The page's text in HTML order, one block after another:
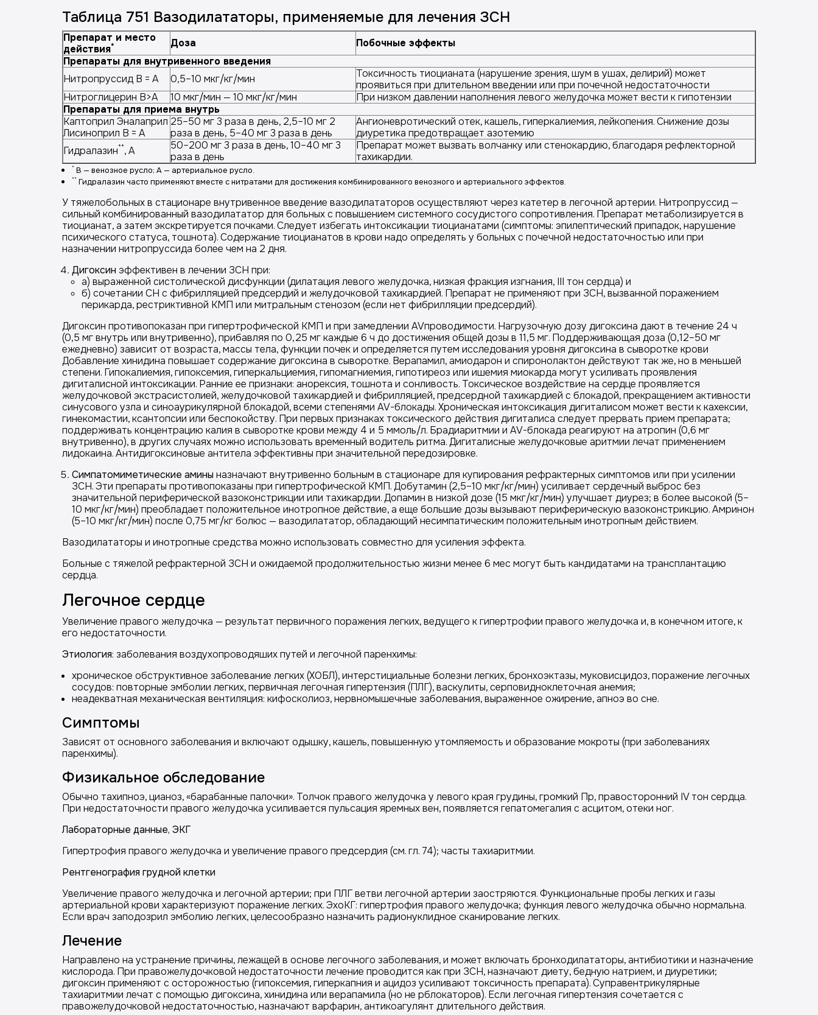
Таблица 751 Вазодилататоры, применяемые для лечения ЗСН
Препарат и место
действия* Доза
Побочные эффекты
Препараты для внутривенного введения
Нитропруссид В = А
0,5–10 мкг/кг/мин
Токсичность тиоцианата (нарушение зрения, шум в ушах, делирий) может
проявиться при длительном введении или при почечной недостаточности
Нитроглицерин В>А
10 мкг/мин — 10 мкг/кг/мин
При низком давлении наполнения левого желудочка может вести к гипотензии
Препараты для приема внутрь
Каптоприл Эналаприл
Лисиноприл В = А
25–50 мг 3 раза в день, 2,5–10 мг 2
раза в день, 5–40 мг 3 раза в день
Ангионевротический отек, кашель, гиперкалиемия, лейкопения. Снижение дозы
диуретика предотвращает азотемию
Гидралазин**, А
50–200 мг 3 раза в день, 10–40 мг 3
раза в день
Препарат может вызвать волчанку или стенокардию, благодаря рефлекторной
тахикардии.
* В — венозное русло; А — артериальное русло.
** Гидралазин часто применяют вместе с нитратами для достижения комбинированного венозного и артериального эффектов.
У тяжелобольных в стационаре внутривенное введение вазодилататоров осуществляют через катетер в легочной артерии. Нитропруссид —
сильный комбинированный вазодилататор для больных с повышением системного сосудистого сопротивления. Препарат метаболизируется в
тиоцианат, а затем экскретируется почками. Следует избегать интоксикации тиоцианатами (симптомы: эпилептический припадок, нарушение
психического статуса, тошнота). Содержание тиоцианатов в крови надо определять у больных с почечной недостаточностью или при
назначении нитропруссида более чем на 2 дня.
Дигоксин эффективен в лечении ЗСН при:
а) выраженной систолической дисфункции (дилатация левого желудочка, низкая фракция изгнания, III тон сердца) и
б) сочетании СН с фибрилляцией предсердий и желудочковой тахикардией. Препарат не применяют при ЗСН, вызванной поражением
перикарда, рестриктивной КМП или митральным стенозом (если нет фибрилляции предсердий).
Дигоксин противопоказан при гипертрофической КМП и при замедлении AVпроводимости. Нагрузочную дозу дигоксина дают в течение 24 ч
(0,5 мг внутрь или внутривенно), прибавляя по 0,25 мг каждые 6 ч до достижения общей дозы в 11,5 мг. Поддерживающая доза (0,12–50 мг
ежедневно) зависит от возраста, массы тела, функции почек и определяется путем исследования уровня дигоксина в сыворотке крови
Добавление хинидина повышает содержание дигоксина в сыворотке. Верапамил, амиодарон и спиронолактон действуют так же, но в меньшей
степени. Гипокалиемия, гипоксемия, гиперкальциемия, гипомагниемия, гипотиреоз или ишемия миокарда могут усиливать проявления
дигиталисной интоксикации. Ранние ее признаки: анорексия, тошнота и сонливость. Токсическое воздействие на сердце проявляется
желудочковой экстрасистолией, желудочковой тахикардией и фибрилляцией, предсердной тахикардией с блокадой, прекращением активности
синусового узла и синоаурикулярной блокадой, всеми степенями AV-блокады. Хроническая интоксикация дигиталисом может вести к кахексии,
гинекомастии, ксантопсии или беспокойству. При первых признаках токсического действия дигиталиса следует прервать прием препарата;
поддерживать концентрацию калия в сыворотке крови между 4 и 5 ммоль/л. Брадиаритмии и AV-блокада реагируют на атропин (0,6 мг
внутривенно), в других случаях можно использовать временный водитель ритма. Дигиталисные желудочковые аритмии лечат применением
лидокаина. Антидигоксиновые антитела эффективны при значительной передозировке.
Симпатомиметические амины назначают внутривенно больным в стационаре для купирования рефрактерных симптомов или при усилении
ЗСН. Эти препараты противопоказаны при гипертрофической КМП. Добутамин (2,5–10 мкг/кг/мин) усиливает сердечный выброс без
значительной периферической вазоконстрикции или тахикардии. Допамин в низкой дозе (15 мкг/кг/мин) улучшает диурез; в более высокой (5–
10 мкг/кг/мин) преобладает положительное инотропное действие, а еще большие дозы вызывают периферическую вазоконстрикцию. Амринон
(5–10 мкг/кг/мин) после 0,75 мг/кг болюс — вазодилататор, обладающий несимпатическим положительным инотропным действием.
Вазодилататоры и инотропные средства можно использовать совместно для усиления эффекта.
Больные с тяжелой рефрактерной ЗСН и ожидаемой продолжительностью жизни менее 6 мес могут быть кандидатами на трансплантацию
сердца.
Легочное сердце
Увеличение правого желудочка — результат первичного поражения легких, ведущего к гипертрофии правого желудочка и, в конечном итоге, к
его недостаточности.
Этиология: заболевания воздухопроводяших путей и легочной паренхимы:
хроническое обструктивное заболевание легких (ХОБЛ), интерстициальные болезни легких, бронхоэктазы, муковисцидоз, поражение легочных
сосудов: повторные эмболии легких, первичная легочная гипертензия (ПЛГ), васкулиты, серповидноклеточная анемия;
неадекватная механическая вентиляция: кифосколиоз, нервномышечные заболевания, выраженное ожирение, апноэ во сне.
Симптомы
Зависят от основного заболевания и включают одышку, кашель, повышенную утомляемость и образование мокроты (при заболеваниях
паренхимы).
Физикальное обследование
Обычно тахипноэ, цианоз, «барабанные палочки». Толчок правого желудочка у левого края грудины, громкий Пр, правосторонний IV тон сердца.
При недостаточности правого желудочка усиливается пульсация яремных вен, появляется гепатомегалия с асцитом, отеки ног.
Лабораторные данные, ЭКГ
Гипертрофия правого желудочка и увеличение правого предсердия (см. гл. 74); часты тахиаритмии.
Рентгенография грудной клетки
Увеличение правого желудочка и легочной артерии; при ПЛГ ветви легочной артерии заостряются. Функциональные пробы легких и газы
артериальной крови характеризуют поражение легких. ЭхоКГ: гипертрофия правого желудочка; функция левого желудочка обычно нормальна.
Если врач заподозрил эмболию легких, целесообразно назначить радионуклидное сканирование легких.
Лечение
Направлено на устранение причины, лежащей в основе легочного заболевания, и может включать бронходилататоры, антибиотики и назначение
кислорода. При правожелудочковой недостаточности лечение проводится как при ЗСН, назначают диету, бедную натрием, и диуретики;
дигоксин применяют с осторожностью (гипоксемия, гиперкапния и ацидоз усиливают токсичность препарата). Суправентрикулярные
тахиаритмии лечат с помощью дигоксина, хинидина или верапамила (но не рблокаторов). Если легочная гипертензия сочетается с
правожелудочковой недостаточностью, назначают варфарин, антикоагулянт длительного действия.